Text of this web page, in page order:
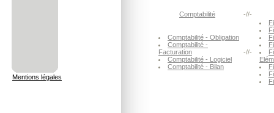
Mentions légales
Comptabilité -//-
Comptabilité - Obligation
Comptabilité -
Facturation
Comptabilité - Logiciel
Comptabilité - Bilan
-//-